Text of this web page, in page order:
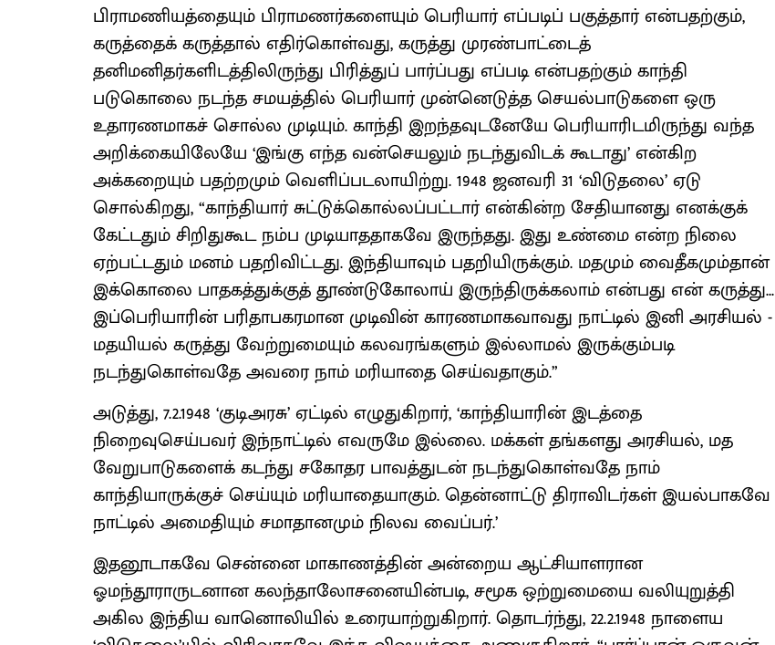
பிராமணியத்தையும் பிராமணர்களையும் பெரியார் எப்படிப் பகுத்தார் என்பதற்கும்,
கருத்தைக் கருத்தால் எதிர்கொள்வது, கருத்து முரண்பாட்டைத்
தனிமனிதர்களிடத்திலிருந்து பிரித்துப் பார்ப்பது எப்படி என்பதற்கும் காந்தி
படுகொலை நடந்த சமயத்தில் பெரியார் முன்னெடுத்த செயல்பாடுகளை ஒரு
உதாரணமாகச் சொல்ல முடியும். காந்தி இறந்தவுடனேயே பெரியாரிடமிருந்து வந்த
அறிக்கையிலேயே ‘இங்கு எந்த வன்செயலும் நடந்துவிடக் கூடாது’ என்கிற
அக்கறையும் பதற்றமும் வெளிப்படலாயிற்று. 1948 ஜனவரி 31 ‘விடுதலை’ ஏடு
சொல்கிறது, “காந்தியார் சுட்டுக்கொல்லப்பட்டார் என்கின்ற சேதியானது எனக்குக்
கேட்டதும் சிறிதுகூட நம்ப முடியாததாகவே இருந்தது. இது உண்மை என்ற நிலை
ஏற்பட்டதும் மனம் பதறிவிட்டது. இந்தியாவும் பதறியிருக்கும். மதமும் வைதீகமும்தான்
இக்கொலை பாதகத்துக்குத் தூண்டுகோலாய் இருந்திருக்கலாம் என்பது என் கருத்து...
இப்பெரியாரின் பரிதாபகரமான முடிவின் காரணமாகவாவது நாட்டில் இனி அரசியல் -
மதயியல் கருத்து வேற்றுமையும் கலவரங்களும் இல்லாமல் இருக்கும்படி
நடந்துகொள்வதே அவரை நாம் மரியாதை செய்வதாகும்.”
அடுத்து, 7.2.1948 ‘குடிஅரசு’ ஏட்டில் எழுதுகிறார், ‘காந்தியாரின் இடத்தை
நிறைவுசெய்பவர் இந்நாட்டில் எவருமே இல்லை. மக்கள் தங்களது அரசியல், மத
வேறுபாடுகளைக் கடந்து சகோதர பாவத்துடன் நடந்துகொள்வதே நாம்
காந்தியாருக்குச் செய்யும் மரியாதையாகும். தென்னாட்டு திராவிடர்கள் இயல்பாகவே
நாட்டில் அமைதியும் சமாதானமும் நிலவ வைப்பர்.’
இதனூடாகவே சென்னை மாகாணத்தின் அன்றைய ஆட்சியாளரான
ஓமந்தூராருடனான கலந்தாலோசனையின்படி, சமூக ஒற்றுமையை வலியுறுத்தி
அகில இந்திய வானொலியில் உரையாற்றுகிறார். தொடர்ந்து, 22.2.1948 நாளைய